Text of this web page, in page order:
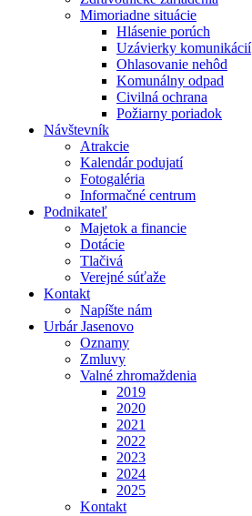
Mimoriadne situácie
Hlásenie porúch
Uzávierky komunikácií
Ohlasovanie nehôd
Komunálny odpad
Civilná ochrana
Požiarny poriadok
Návštevník
Atrakcie
Kalendár podujatí
Fotogaléria
Informačné centrum
Podnikateľ
Majetok a financie
Dotácie
Tlačivá
Verejné súťaže
Kontakt
Napíšte nám
Urbár Jasenovo
Oznamy
Zmluvy
Valné zhromaždenia
2019
2020
2021
2022
2023
2024
2025
Kontakt